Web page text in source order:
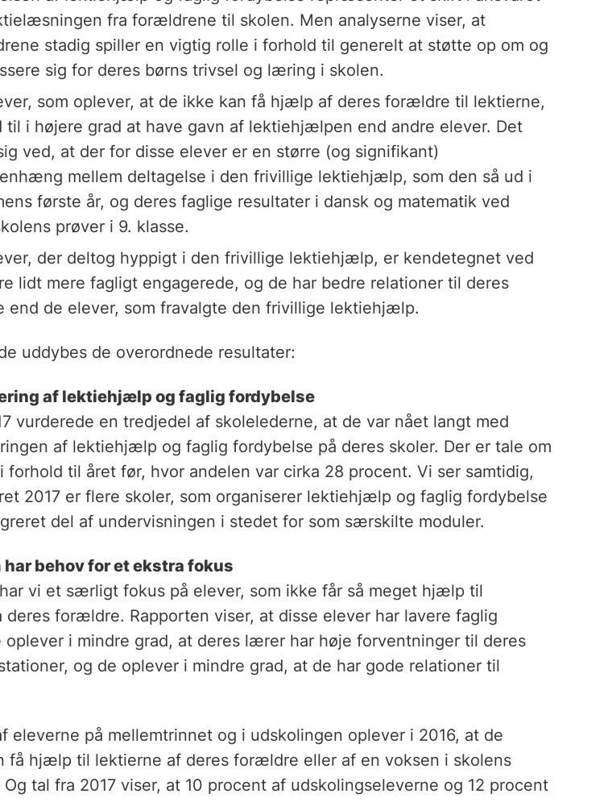
fra forældrene til skolen. Men analyserne viser, at
stadig spiller en vigtig rolle i forhold til generelt at støtte op om og
sig for deres børns trivsel og læring i skolen.
som oplever, at de ikke kan få hjælp af deres forældre til lektierne,
til i højere grad at have gavn af lektiehjælpen end andre elever. Det
ved, at der for disse elever er en større (og signifikant)
mellem deltagelse i den frivillige lektiehjælp, som den så ud i
første år, og deres faglige resultater i dansk og matematik ved
prøver i 9. klasse.
der deltog hyppigt i den frivillige lektiehjælp, er kendetegnet ved
lidt mere fagligt engagerede, og de har bedre relationer til deres
end de elever, som fravalgte den frivillige lektiehjælp.
uddybes de overordnede resultater:
af lektiehjælp og faglig fordybelse
vurderede en tredjedel af skolelederne, at de var nået langt med
af lektiehjælp og faglig fordybelse på deres skoler. Der er tale om
forhold til året før, hvor andelen var cirka 28 procent. Vi ser samtidig,
2017 er flere skoler, som organiserer lektiehjælp og faglig fordybelse
del af undervisningen i stedet for som særskilte moduler.
har behov for et ekstra fokus
vi et særligt fokus på elever, som ikke får så meget hjælp til
deres forældre. Rapporten viser, at disse elever har lavere faglig
oplever i mindre grad, at deres lærer har høje forventninger til deres
og de oplever i mindre grad, at de har gode relationer til
eleverne på mellemtrinnet og i udskolingen oplever i 2016, at de
få hjælp til lektierne af deres forældre eller af en voksen i skolens
tal fra 2017 viser, at 10 procent af udskolingseleverne og 12 procent